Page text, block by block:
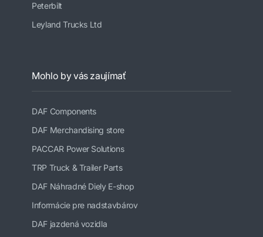
Peterbilt
Leyland Trucks Ltd
Mohlo by vás zaujímať
DAF Components
DAF Merchandising store
PACCAR Power Solutions
TRP Truck & Trailer Parts
DAF Náhradné Diely E-shop
Informácie pre nadstavbárov
DAF jazdená vozidla